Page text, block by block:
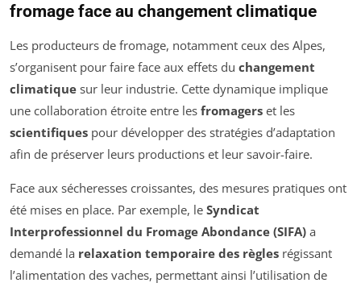
fromage face au changement climatique
Les producteurs de fromage, notamment ceux des Alpes,
s’organisent pour faire face aux effets du changement
climatique sur leur industrie. Cette dynamique implique
une collaboration étroite entre les fromagers et les
scientifiques pour développer des stratégies d’adaptation
afin de préserver leurs productions et leur savoir-faire.
Face aux sécheresses croissantes, des mesures pratiques ont
été mises en place. Par exemple, le Syndicat
Interprofessionnel du Fromage Abondance (SIFA) a
demandé la relaxation temporaire des règles régissant
l’alimentation des vaches, permettant ainsi l’utilisation de